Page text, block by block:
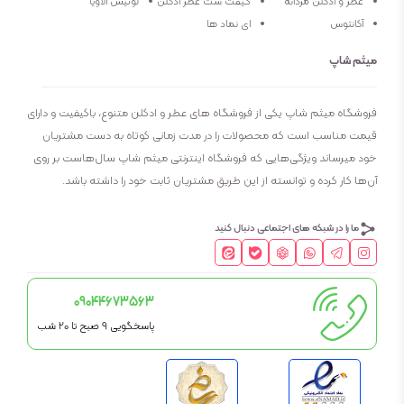
پراکندگی بسیار خوب
رایحه اولیه : گل سرخ بلغاری – رازبری
رایحه ثانویه : برگ مو – یاس – فلفل قرمز – گل
صدتومانی
رایحه پایه : وانیل – مشک – سدر
آکانتوس
ای نماد ها
میثم شاپ
فروشگاه میثم شاپ یکی از فروشگاه های عطر و ادکلن متنوع، باکیفیت و دارای
قیمت مناسب است که محصولات را در مدت زمانی کوتاه به دست مشتریان
خود میرساند ویژگی‌هایی که فروشگاه اینترنتی میثم شاپ سال‌هاست بر روی
آن‌ها کار کرده و توانسته از این طریق مشتریان ثابت خود را داشته باشد.
ما را در شبکه های اجتماعی دنبال کنید
09044673563
پاسخگویی 9 صبح تا 20 شب